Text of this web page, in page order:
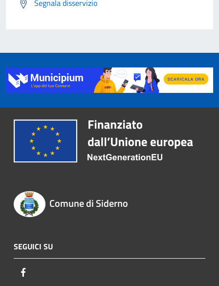
Segnala disservizio
Comune di Siderno
SEGUICI SU